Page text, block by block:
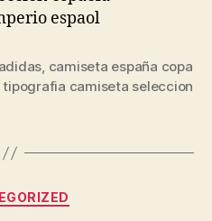
, camiseta españa copa
tipografia camiseta seleccion
Categorías